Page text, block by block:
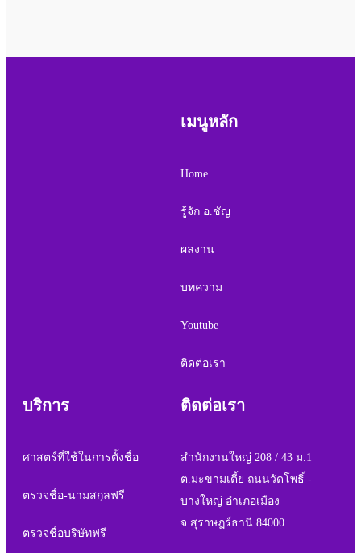
เมนูหลัก
Home
รู้จัก อ.ชัญ
ผลงาน
บทความ
Youtube
ติดต่อเรา
บริการ
ศาสตร์ที่ใช้ในการตั้งชื่อ
ตรวจชื่อ-นามสกุลฟรี
ตรวจชื่อบริษัทฟรี
ติดต่อเรา
สำนักงานใหญ่ 208 / 43 ม.1
ต.มะขามเตี้ย ถนนวัดโพธิ์ -
บางใหญ่ อำเภอเมือง
จ.สุราษฎร์ธานี 84000